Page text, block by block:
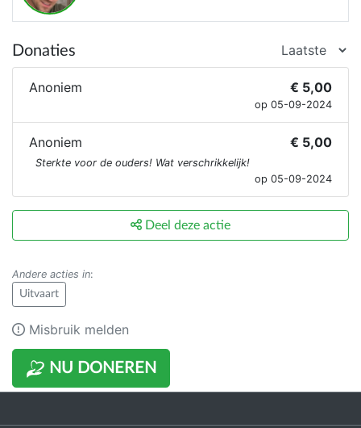
NU DONEREN
Donaties
Anoniem € 5,00
op 05-09-2024
Anoniem € 5,00
Sterkte voor de ouders! Wat verschrikkelijk!
op 05-09-2024
Deel deze actie
Andere acties in:
Uitvaart
Misbruik melden